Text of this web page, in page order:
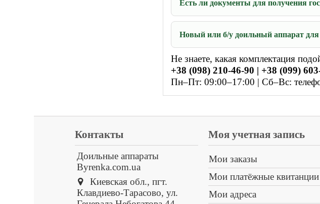
Есть ли документы для получения
Новый или б/у доильный аппарат
Не знаете, какая комплектация
+38 (098) 210-46-90 | +38 (099)
Пн–Пт: 09:00–17:00 | Сб–Вс:
Контакты
Доильные аппараты
Byrenka.com.ua
Киевская обл., пгт.
Клавдиево-Тарасово, ул.
Моя учетная запись
Мои заказы
Мои платёжные квитанции
Мои адреса